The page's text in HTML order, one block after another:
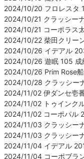
2024/10/20 フロレスタ
2024/10/21 クラッシー
2024/10/21 コーポラス
2024/10/22 柴田クリー
2024/10/26 イデアル
2024/10/26 遊眠 105 成
2024/10/26 Prim Rose
2024/10/28 クラッシー
2024/11/02 伊ダンセ壱
2024/11/02 トゥインク
2024/11/02 コーポパル
2024/11/03 クラッシー
2024/11/03 クラッシー
2024/11/04 イデアル
2024/11/04 コーポブラ